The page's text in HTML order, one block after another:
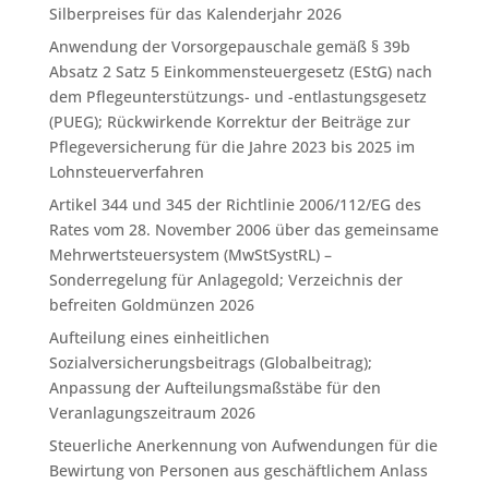
Silberpreises für das Kalenderjahr 2026
Anwendung der Vorsorgepauschale gemäß § 39b
Absatz 2 Satz 5 Einkommensteuergesetz (EStG) nach
dem Pflegeunterstützungs- und -entlastungsgesetz
(PUEG); Rückwirkende Korrektur der Beiträge zur
Pflegeversicherung für die Jahre 2023 bis 2025 im
Lohnsteuerverfahren
Artikel 344 und 345 der Richtlinie 2006/112/EG des
Rates vom 28. November 2006 über das gemeinsame
Mehrwertsteuersystem (MwStSystRL) –
Sonderregelung für Anlagegold; Verzeichnis der
befreiten Goldmünzen 2026
Aufteilung eines einheitlichen
Sozialversicherungsbeitrags (Globalbeitrag);
Anpassung der Aufteilungsmaßstäbe für den
Veranlagungszeitraum 2026
Steuerliche Anerkennung von Aufwendungen für die
Bewirtung von Personen aus geschäftlichem Anlass